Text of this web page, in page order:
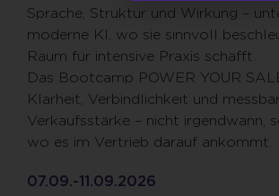
Sprache, Struktur und Wirkung –
moderne KI, wo sie sinnvoll
Raum für intensive Praxis schafft.
Das Bootcamp POWER YOUR
Klarheit, Verbindlichkeit und
Verkaufsstärke – nicht irgendwann,
wo es im Vertrieb darauf ankommt.
07.09.-11.09.2026